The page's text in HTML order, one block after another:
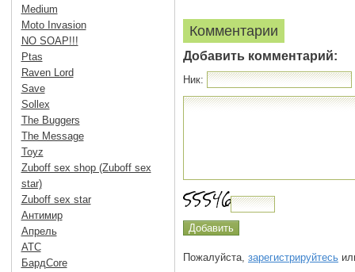
Комментарии
Добавить комментарий:
Ник:
Пожалуйста, зарегистрируйтесь
Medium
Moto Invasion
NO SOAP!!!
Ptas
Raven Lord
Save
Sollex
The Buggers
The Message
Toyz
Zuboff sex shop (Zuboff sex
star)
Zuboff sex star
Антимир
Апрель
АТС
БардCore